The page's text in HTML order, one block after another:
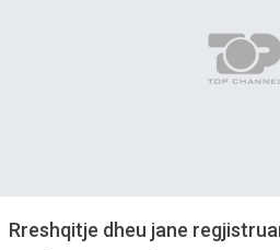
Rreshqitje dheu jane